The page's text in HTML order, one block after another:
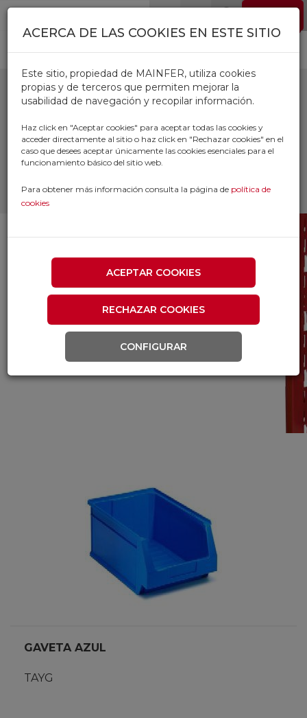
Pasar al contenido principal
GAVETAS
Inicio
Productos
ORDENACION TALLER
GAVETAS
GAVETA AZUL
TAYG
ACERCA DE LAS COOKIES EN ESTE SITIO
Este sitio, propiedad de MAINFER, utiliza cookies
propias y de terceros que permiten mejorar la
usabilidad de navegación y recopilar información.
Haz click en "Aceptar cookies" para aceptar todas las cookies y
acceder directamente al sitio o haz click en "Rechazar cookies" en el
caso que desees aceptar únicamente las cookies esenciales para el
funcionamiento básico del sitio web.
Para obtener más información consulta la página de política de
cookies
ACEPTAR COOKIES
RECHAZAR COOKIES
CONFIGURAR